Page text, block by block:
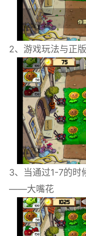
2、游戏玩法与正
3、当通过1-7的时
——大嘴花